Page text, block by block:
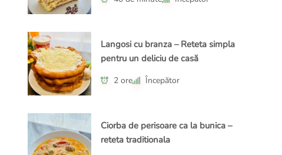
Langosi cu branza – Reteta simpla
pentru un deliciu de casă
2 ore Începător
Ciorba de perisoare ca la bunica –
reteta traditionala